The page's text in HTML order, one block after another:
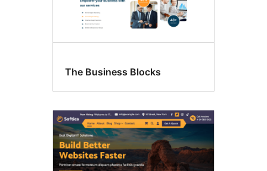
The Business Blocks